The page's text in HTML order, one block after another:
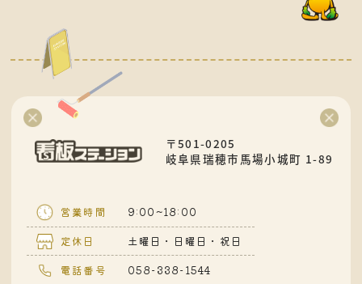
〒501-0205
岐阜県瑞穂市馬場小城町 1-89
営業時間
9:00~18:00
定休日
土曜日・日曜日・祝日
電話番号
058-338-1544